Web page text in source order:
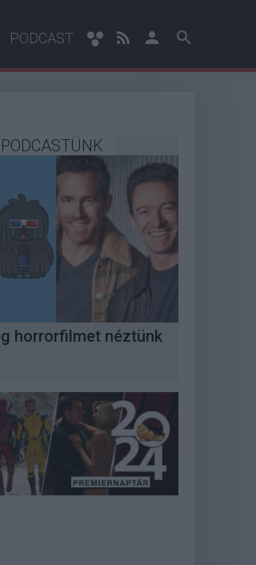
PODCAST
horrorfilmet néztünk